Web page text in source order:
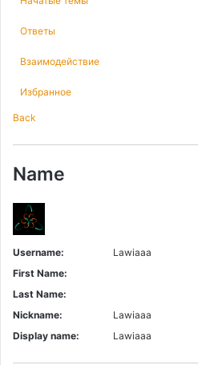
Ответы
Взаимодействие
Избранное
Back
Name
Username:
Lawiaaa
First Name:
Last Name:
Nickname:
Lawiaaa
Display name:
Lawiaaa